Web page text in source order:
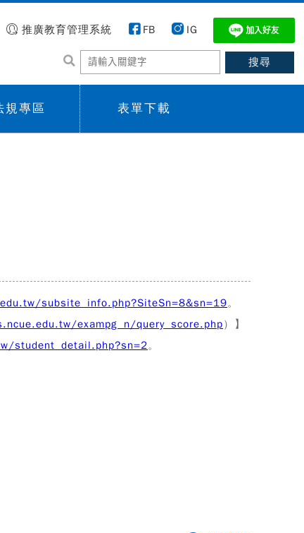
推廣教育管理系統 FB IG
規專區 表單下載
subsite_info.php?SiteSn=8&sn=19。
exampg_n/query_score.php）】
student_detail.php?sn=2。